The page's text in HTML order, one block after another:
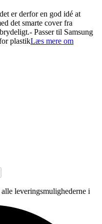
er derfor en god idé at
det smarte cover fra
Passer til Samsung
plastikLæs mere om
leveringsmulighederne i